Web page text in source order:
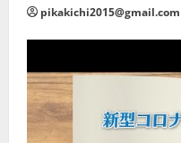
pikakichi2015@gmail.com